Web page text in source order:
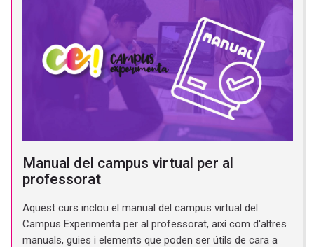
Manual del campus virtual per al
professorat
Aquest curs inclou el manual del campus virtual del
Campus Experimenta per al professorat, així com d'altres
manuals, guies i elements que poden ser útils de cara a